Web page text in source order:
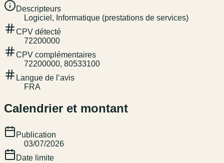
Descripteurs
Logiciel, Informatique (prestations de services)
CPV détecté
72200000
CPV complémentaires
72200000, 80533100
Langue de l’avis
FRA
Calendrier et montant
Publication
03/07/2026
Date limite